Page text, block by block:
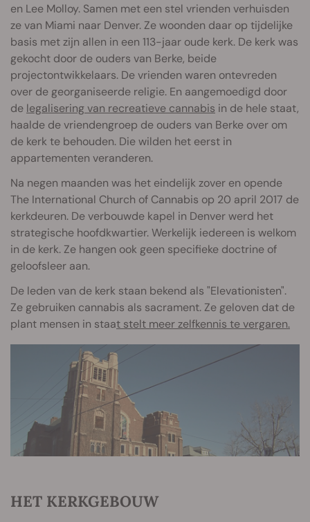
en Lee Molloy. Samen met een stel vrienden verhuisden
ze van Miami naar Denver. Ze woonden daar op tijdelijke
basis met zijn allen in een 113-jaar oude kerk. De kerk was
gekocht door de ouders van Berke, beide
projectontwikkelaars. De vrienden waren ontevreden
over de georganiseerde religie. En aangemoedigd door
de legalisering van recreatieve cannabis in de hele staat,
haalde de vriendengroep de ouders van Berke over om
de kerk te behouden. Die wilden het eerst in
appartementen veranderen.
Na negen maanden was het eindelijk zover en opende
The International Church of Cannabis op 20 april 2017 de
kerkdeuren. De verbouwde kapel in Denver werd het
strategische hoofdkwartier. Werkelijk iedereen is welkom
in de kerk. Ze hangen ook geen specifieke doctrine of
geloofsleer aan.
De leden van de kerk staan bekend als "Elevationisten".
Ze gebruiken cannabis als sacrament. Ze geloven dat de
plant mensen in staat stelt meer zelfkennis te vergaren.
HET KERKGEBOUW